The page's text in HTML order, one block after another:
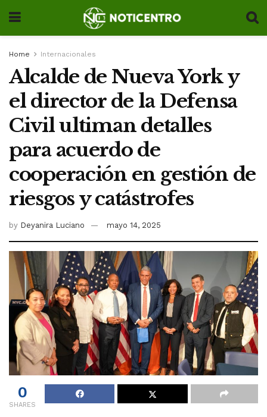
Home Internacionales
Alcalde de Nueva York y
el director de la Defensa
Civil ultiman detalles
para acuerdo de
cooperación en gestión de
riesgos y catástrofes
by Deyanira Luciano mayo 14, 2025
0
SHARES